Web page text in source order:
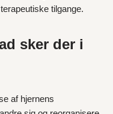
tilgange.
sker der i
af hjernens